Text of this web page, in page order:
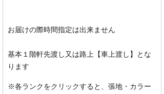
お届けの際時間指定は出来ません
基本１階軒先渡し又は路上【車上渡し】とな
ります
※各ランクをクリックすると、張地・カラー